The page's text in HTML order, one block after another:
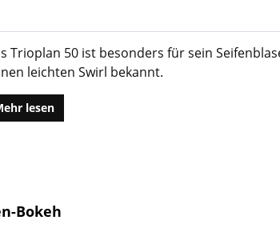
Trioplan 50 ist besonders für sein
leichten Swirl bekannt.
lesen
Bokeh